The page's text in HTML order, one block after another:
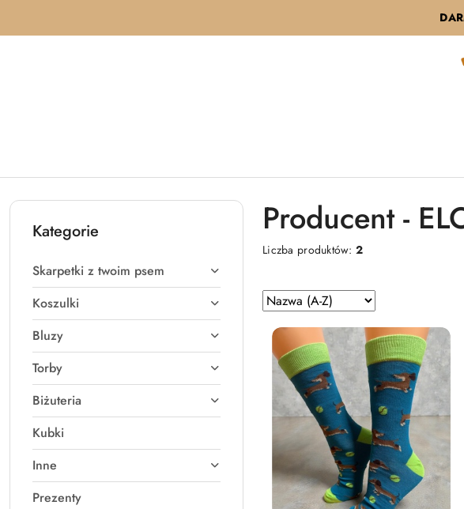
Kategorie
Skarpetki z twoim psem
Koszulki
Bluzy
Torby
Biżuteria
Kubki
Inne
Prezenty
Producent -
Liczba produktów:2
Zastosowano
sortowanie:
Nazwa
(A-
Sortuj
według